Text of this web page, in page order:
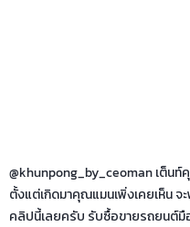
@khunpong_by_ceomanเต็น
ตั้งแต่เกิดมาคุณแมนเพิ่งเคยเห็น จ
คลิปนี้เลยครับ รับซื้อขายรถยนต์